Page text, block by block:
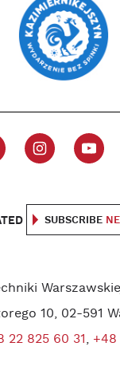
SUBSCRIBE
10, 02-591
22 825 60 31,